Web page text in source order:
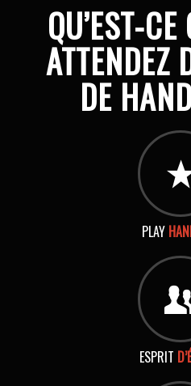
QU’EST-
ATTENDEZ
DE HAND
PLAY
ESPRIT